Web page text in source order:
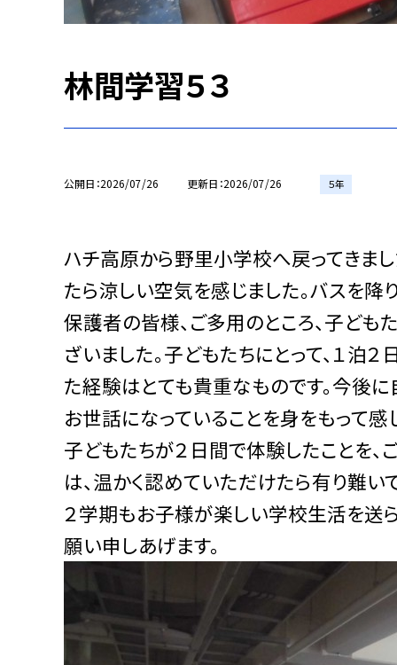
林間学習５３
公開日 2026/07/26 更新日 2026/07/26 ５年
ハチ高原から野里小学校へ戻ってきま
たら涼しい空気を感じました。バスを降
保護者の皆様、ご多用のところ、子ども
ざいました。子どもたちにとって、１泊
た経験はとても貴重なものです。今後
お世話になっていることを身をもって感
子どもたちが２日間で体験したことを、
は、温かく認めていただけたら有り難い
２学期もお子様が楽しい学校生活を送
願い申しあげます。